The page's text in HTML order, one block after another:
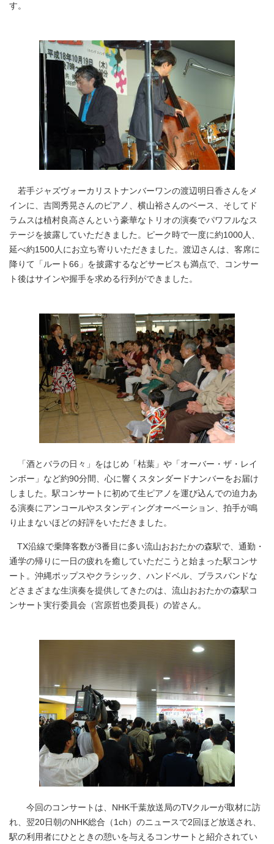
す。
若手ジャズヴォーカリストナンバーワンの渡辺明日香さんをメ
インに、吉岡秀晃さんのピアノ、横山裕さんのベース、そしてド
ラムスは植村良高さんという豪華なトリオの演奏でパワフルなス
テージを披露していただきました。ピーク時で一度に約1000人、
延べ約1500人にお立ち寄りいただきました。渡辺さんは、客席に
降りて「ルート66」を披露するなどサービスも満点で、コンサー
ト後はサインや握手を求める行列ができました。
「酒とバラの日々」をはじめ「枯葉」や「オーバー・ザ・レイ
ンボー」など約90分間、心に響くスタンダードナンバーをお届け
しました。駅コンサートに初めて生ピアノを運び込んでの迫力あ
る演奏にアンコールやスタンディングオーベーション、拍手が鳴
り止まないほどの好評をいただきました。
TX沿線で乗降客数が3番目に多い流山おおたかの森駅で、通勤・
通学の帰りに一日の疲れを癒していただこうと始まった駅コンサ
ート。沖縄ポップスやクラシック、ハンドベル、ブラスバンドな
どさまざまな生演奏を提供してきたのは、流山おおたかの森駅コ
ンサート実行委員会（宮原哲也委員長）の皆さん。
今回のコンサートは、NHK千葉放送局のTVクルーが取材に訪
れ、翌20日朝のNHK総合（1ch）のニュースで2回ほど放送され、
駅の利用者にひとときの憩いを与えるコンサートと紹介されてい